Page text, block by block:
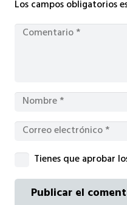
Los campos obligatorios
Tienes que aprobar
Publicar el